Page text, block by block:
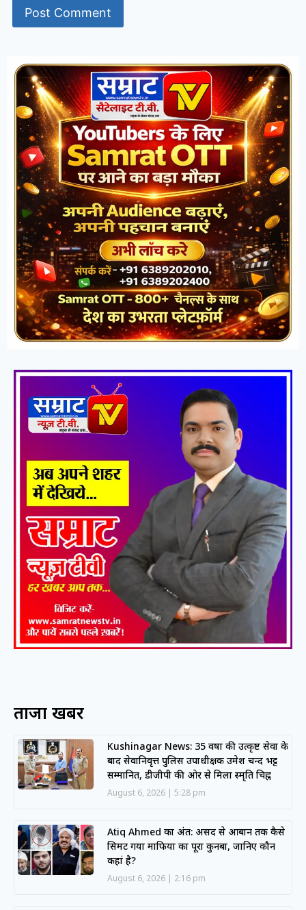
ताजा खबरें
Kushinagar News: 35 वर्षों की उत्कृष्ट सेवा के
बाद सेवानिवृत्त पुलिस उपाधीक्षक उमेश चन्द भट्ट
सम्मानित, डीजीपी की ओर से मिला स्मृति चिह्न
August 6, 2026 5:28 pm
Atiq Ahmed का अंत: असद से आबान तक कैसे
सिमट गया माफिया का पूरा कुनबा, जानिए कौन
कहां है?
August 6, 2026 2:16 pm